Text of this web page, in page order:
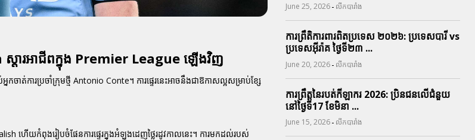
ារអាជីពក្នុង Premier League ឡើងវិញ
ាត់ការប្រចាំក្រុមថ្មី Antonio Conte។ ការផ្ទេរនេះអាចនឹងជាឱកាសល្អសម្រាប់ខ្សែ
ហើយកំពុងរៀបចំផែនការផ្ទេរក្នុងអំឡុងដេញថ្លៃរដូវកាលនេះ។ ការមកដល់របស់
June 25, 2026 - លីកបារាំង
ការព្រឹតិការពារ​ពិតប្រទេស ២០២៦: ប្រទេសបារី vs
ប្រទេសអ៊ីរ៉ាគ ថ្ងៃទី​២៣ ...
June 20, 2026 - លីកបារាំង
ការព្រឹត្តនៃរបត់កីឡាករ 2026: ប្រិនជនលើជំនួយ
នៅថ្ងៃទី17 ខែមិនា ...
June 15, 2026 - លីកបារាំង